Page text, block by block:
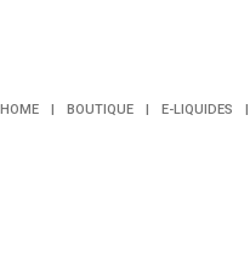
HOME BOUTIQUE E-LIQUIDES